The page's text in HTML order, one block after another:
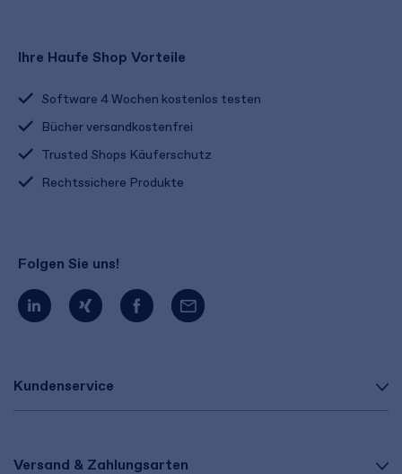
Kundenservice
Versand & Zahlungsarten
Ihre Haufe Shop Vorteile
Software 4 Wochen kostenlos testen
Bücher versandkostenfrei
Trusted Shops Käuferschutz
Rechtssichere Produkte
Folgen Sie uns!